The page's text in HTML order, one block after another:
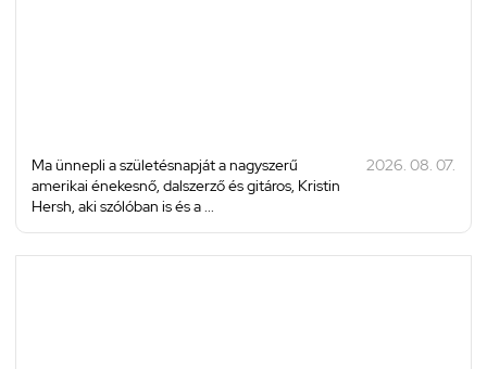
Ma ünnepli a születésnapját a nagyszerű
amerikai énekesnő, dalszerző és gitáros, Kristin
Hersh, aki szólóban is és a ...
2026. 08. 07.